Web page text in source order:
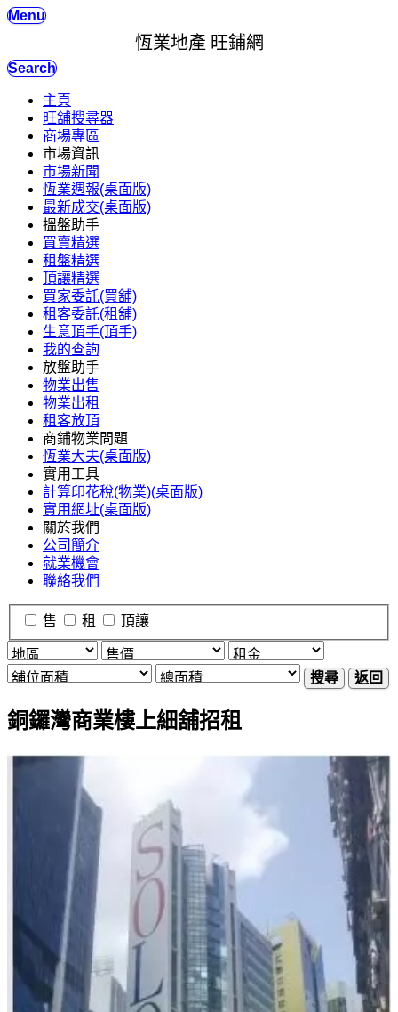
Menu
恆業地產 旺鋪網
Search
主頁
旺舖搜尋器
商場專區
市場資訊
市場新聞
恆業週報(桌面版)
最新成交(桌面版)
搵盤助手
買賣精選
租盤精選
頂讓精選
買家委託(買舖)
租客委託(租舖)
生意頂手(頂手)
我的查詢
放盤助手
物業出售
物業出租
租客放頂
商鋪物業問題
恆業大夫(桌面版)
實用工具
計算印花稅(物業)(桌面版)
實用網址(桌面版)
關於我們
公司簡介
就業機會
聯絡我們
售 租 頂讓
搜尋 返回
銅鑼灣商業樓上細舖招租